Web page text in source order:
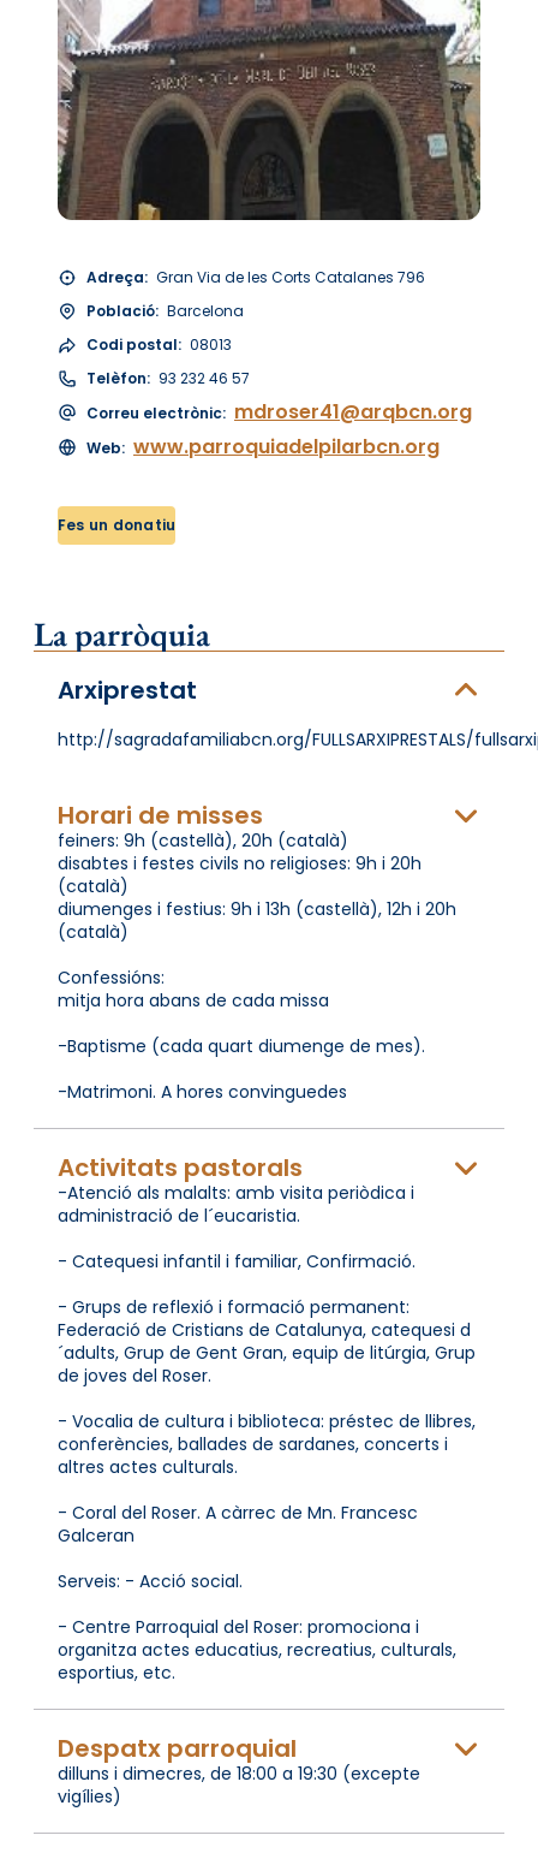
Adreça: Gran Via de les Corts Catalanes 796
Població: Barcelona
Codi postal: 08013
Telèfon: 93 232 46 57
Correu electrònic: mdroser41@arqbcn.org
Web: www.parroquiadelpilarbcn.org
Fes un donatiu
La parròquia
Arxiprestat
http://sagradafamiliabcn.org/FULLSARXIPRESTALS/
Horari de misses
feiners: 9h (castellà), 20h (català)
disabtes i festes civils no religioses: 9h i 20h
(català)
diumenges i festius: 9h i 13h (castellà), 12h i 20h
(català)
Confessións:
mitja hora abans de cada missa
-Baptisme (cada quart diumenge de mes).
-Matrimoni. A hores convinguedes
Activitats pastorals
-Atenció als malalts: amb visita periòdica i
administració de l´eucaristia.
- Catequesi infantil i familiar, Confirmació.
- Grups de reflexió i formació permanent:
Federació de Cristians de Catalunya, catequesi d
´adults, Grup de Gent Gran, equip de litúrgia, Grup
de joves del Roser.
- Vocalia de cultura i biblioteca: préstec de llibres,
conferències, ballades de sardanes, concerts i
altres actes culturals.
- Coral del Roser. A càrrec de Mn. Francesc
Galceran
Serveis: - Acció social.
- Centre Parroquial del Roser: promociona i
organitza actes educatius, recreatius, culturals,
esportius, etc.
Despatx parroquial
dilluns i dimecres, de 18:00 a 19:30 (excepte
vigílies)